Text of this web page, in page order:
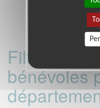
Filtrer les
bénévoles